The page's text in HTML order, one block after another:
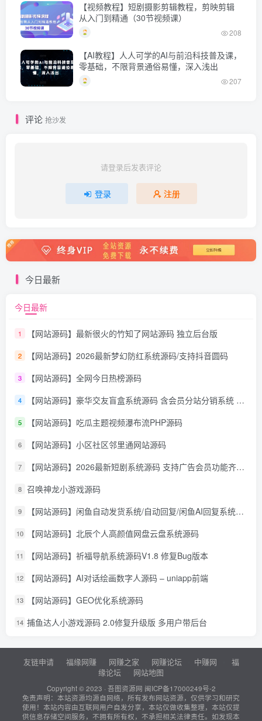
【视频教程】短剧摄影剪辑教程，剪映剪辑
从入门到精通（30节视频课）
208
【AI教程】人人可学的AI与前沿科技普及课，
零基础，不限背景通俗易懂，深入浅出
207
评论 抢沙发
请登录后发表评论
登录 注册
今日最新
今日最新
1 【网站源码】最新很火的竹知了网站源码 独立后台版
2 【网站源码】2026最新梦幻防红系统源码/支持抖音圆码
3 【网站源码】全网今日热榜源码
4 【网站源码】豪华交友盲盒系统源码 含会员分站分销系统 可易支付
5 【网站源码】吃瓜主题视频瀑布流PHP源码
6 【网站源码】小区社区邻里通网站源码
7 【网站源码】2026最新短剧系统源码 支持广告会员功能齐全短剧源码
8 召唤神龙小游戏源码
9 【网站源码】闲鱼自动发货系统/自动回复/闲鱼AI回复系统源码
10 【网站源码】北辰个人高颜值网盘云盘系统源码
11 【网站源码】祈福导航系统源码V1.8 修复Bug版本
12 【网站源码】AI对话绘画数字人源码 – uniapp前端
13 【网站源码】GEO优化系统源码
14 捕鱼达人小游戏源码 2.0修复升级版 多用户带后台
友链申请 福缘网赚 网赚之家 网赚论坛 中赚网
福
缘论坛
网站地图
Copyright © 2023 · 吾图资源网 闽ICP备17000249号-2
免责声明：本站资源均源自网络，所有发布网站资源，仅供学习和研究
使用！本站内容由互联网用户自发分享，本站仅做收集整理，本站仅提
供信息存储空间服务，不拥有所有权，不承担相关法律责任。如发现本